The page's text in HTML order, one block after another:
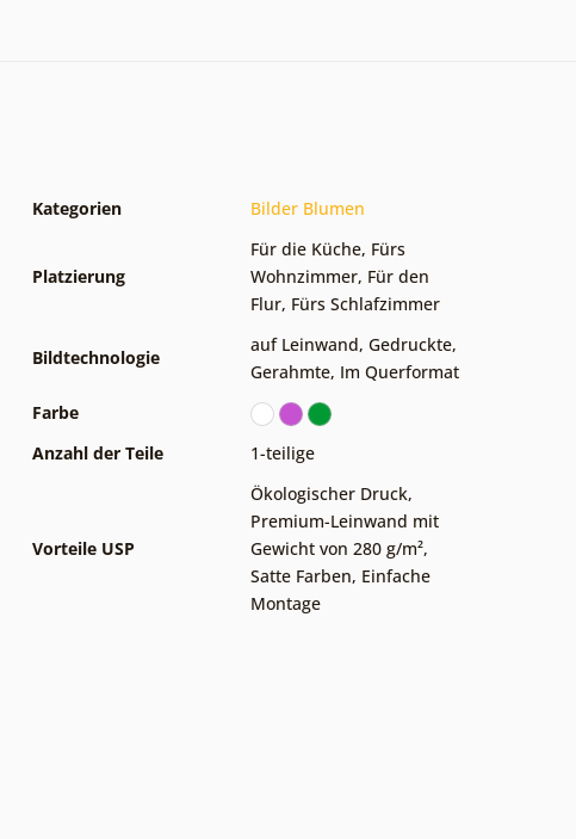
Kategorien Bilder Blumen
Platzierung
Für die Küche, Fürs
Wohnzimmer, Für den
Flur, Fürs Schlafzimmer
Bildtechnologie
auf Leinwand, Gedruckte,
Gerahmte, Im Querformat
Farbe
Anzahl der Teile
1-teilige
Vorteile USP
Ökologischer Druck,
Premium-Leinwand mit
Gewicht von 280 g/m²,
Satte Farben, Einfache
Montage